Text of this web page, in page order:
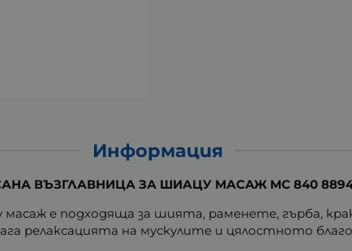
Информация
ВЪЗГЛАВНИЦА ЗА ШИАЦУ МАСАЖ MC 840
масаж е подходяща за шията, раменете, гърба,
релаксацията на мускулите и цялостното